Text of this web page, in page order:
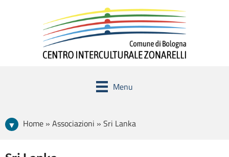
Menu
Home » Associazioni » Sri Lanka